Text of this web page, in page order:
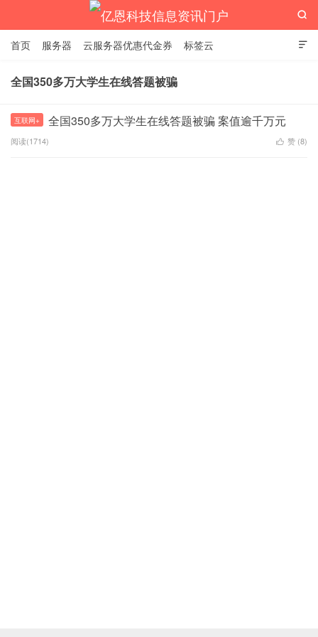
亿恩科技信息资讯门户

首页 服务器 云服务器优惠代金券 标签云

全国350多万大学生在线答题被骗
互联网+ 全国350多万大学生在线答题被骗 案值逾千万元
阅读(1714)  赞 (8)